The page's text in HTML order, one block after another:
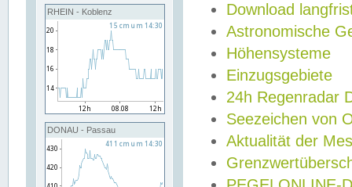
RHEIN - Koblenz
DONAU - Passau
Download
Astronomische
Höhensysteme
Einzugsgebiete
24h Regenradar
Seezeichen von
Aktualität der